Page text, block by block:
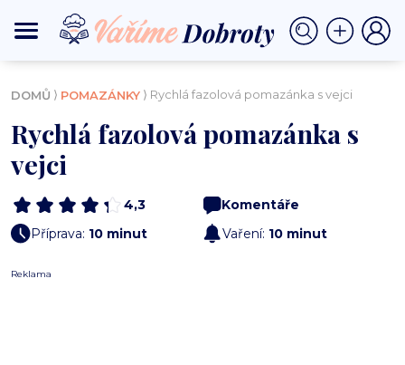
DOMŮ ⟩ POMAZÁNKY ⟩ Rychlá fazolová pomazánka s vejci
Rychlá fazolová pomazánka s
vejci
4,3
Komentáře
Příprava: 10 minut Vaření: 10 minut
Reklama